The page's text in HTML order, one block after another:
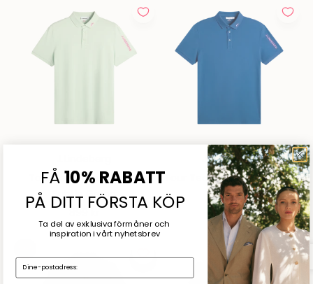
Tour Tech Pique Polo -
Subtle Green
J.Lindeberg
Tour Tech Pique Polo - Set
Sail
REA-pris
899 kr
FÅ10% RABATT
PÅ DITT FÖRSTA KÖP
Ta del av exklusiva förmåner och
inspirationi vårt nyhetsbrev
E-mail: